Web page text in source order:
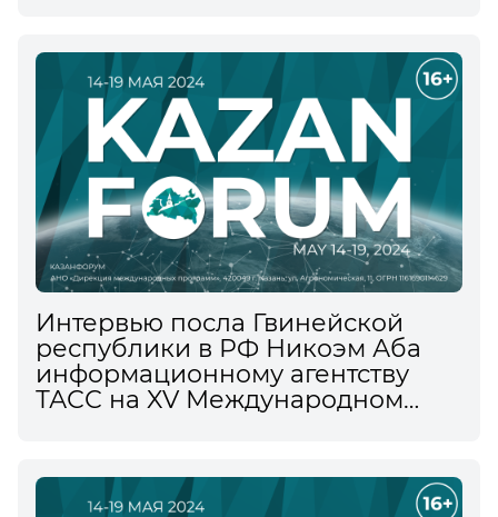
Интервью посла Гвинейской
республики в РФ Никоэм Аба
информационному агентству
ТАСС на XV Международном